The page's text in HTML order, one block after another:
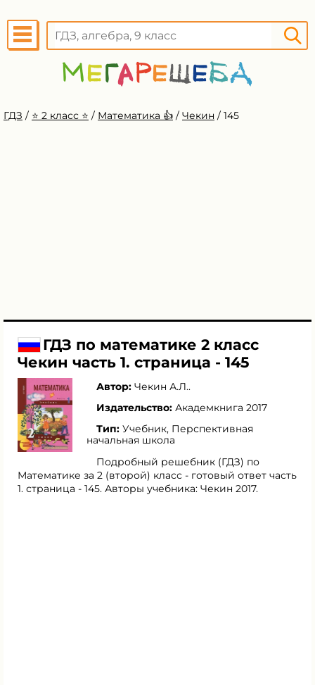
ГДЗ / ⭐️ 2 класс ⭐️ / Математика 👍 / Чекин / 145
ГДЗ по математике 2 класс
Чекин часть 1. страница - 145
Автор: Чекин А.Л..
Издательство: Академкнига 2017
Тип: Учебник, Перспективная
начальная школа
Подробный решебник (ГДЗ) по
Математике за 2 (второй) класс - готовый ответ часть
1. страница - 145. Авторы учебника: Чекин 2017.